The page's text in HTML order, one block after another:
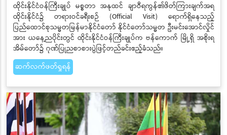
ထိုင်းနိုင်ငံဝန်ကြီးချုပ် မစ္စတာ အနုထင် ချာဝီရကွန်၏ဖိတ်ကြားချက်အရ
ထိုင်းနိုင်ငံ၌ တရားဝင်ခရီးစဉ် (Official Visit) ရောက်ရှိနေသည့်
ပြည်ထောင်စုသမ္မတမြန်မာနိုင်ငံတော် နိုင်ငံတော်သမ္မတ ဦးမင်းအောင်လှိုင်
အား ယနေ့ညပိုင်းတွင် ထိုင်းနိုင်ငံဝန်ကြီးချုပ်က ဗန်ကောက် မြို့ရှိ အစိုးရ
အိမ်တော်၌ ဂုဏ်ပြုညစာစားပွဲဖြင့်တည်ခင်းဧည့်ခံသည်။
ဆက်လက်ဖတ်ရှုရန်